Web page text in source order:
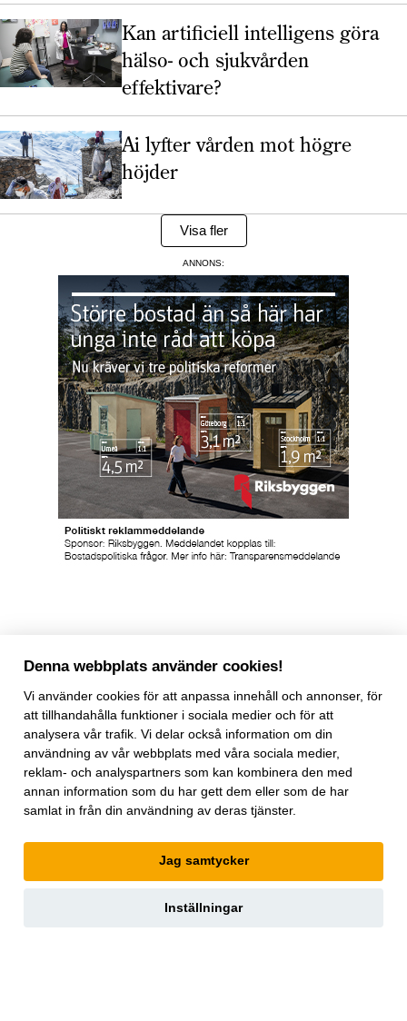
Kan artificiell intelligens göra
hälso- och sjukvården
effektivare?
Ai lyfter vården mot högre
höjder
Visa fler
ANNONS:
Världen Omtar upp trender inom geopolitik, vetenskap,
livsstil, affärer och kultur. Magasinet innehåller utvalda texter
som ger perspektiv och större möjlighet till
förståelse för megatrender i världen. Texterna är översatta av
The EconomistNewspaper Limited. Alla
Denna webbplats använder cookies!
Vi använder cookiesför att anpassa innehåll och annonser, för
att tillhandahålla funktioner i sociala medier och för att
analysera vår trafik. Vi delar också information om din
användning av vår webbplats med våra sociala medier,
reklam- och analyspartners som kan kombinera den med
annan information som du har gett dem eller som de har
samlat in från din användning av deras tjänster.
Jag samtycker
Inställningar